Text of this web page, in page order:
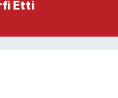
Etti